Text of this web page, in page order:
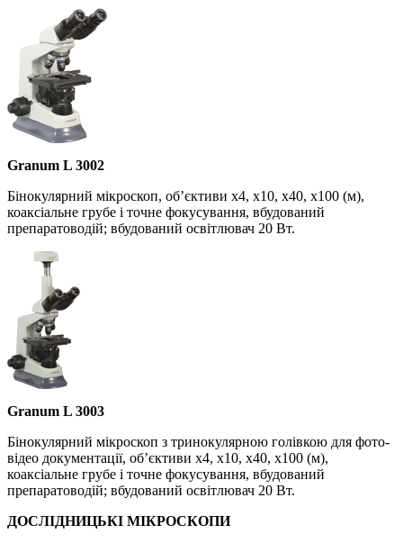
Granum L 3002
Бінокулярний мікроскоп, об’єктиви х4, х10, х40, х100 (м),
коаксіальне грубе і точне фокусування, вбудований
препаратоводій; вбудований освітлювач 20 Вт.
Granum L 3003
Бінокулярний мікроскоп з тринокулярною голівкою для фото-
відео документації, об’єктиви х4, х10, х40, х100 (м),
коаксіальне грубе і точне фокусування, вбудований
препаратоводій; вбудований освітлювач 20 Вт.
ДОСЛІДНИЦЬКІ МІКРОСКОПИ